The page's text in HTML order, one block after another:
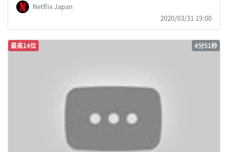
Netflix Japan
2020/03/31 19:00
最高14位 4分51秒